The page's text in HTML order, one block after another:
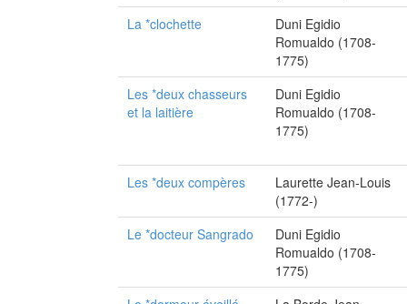
La *clochette
Duni Egidio
Romualdo (1708-
1775)
Les *deux chasseurs
et la laitière
Duni Egidio
Romualdo (1708-
1775)
Les *deux compères
Laurette Jean-Louis
(1772-)
Le *docteur Sangrado
Duni Egidio
Romualdo (1708-
1775)